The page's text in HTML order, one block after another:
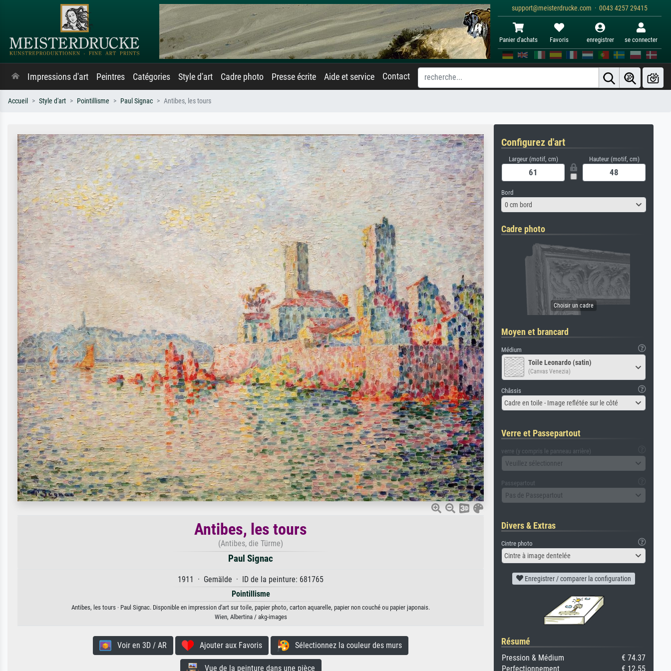
support@meisterdrucke.com · 0043 4257 29415
Panier d'achats Favoris enregistrer se connecter
Impressions d'art Peintres Catégories Style d'art Cadre photo Presse écrite Aide et service Contact
Accueil Style d'art Pointillisme Paul Signac Antibes, les tours
Antibes, les tours
(Antibes, die Türme)
Paul Signac
1911 · Gemälde · ID de la peinture: 681765
Pointillisme
Antibes, les tours · Paul Signac. Disponible en impression d'art sur toile, papier photo, carton aquarelle, papier non couché ou papier japonais.
Wien, Albertina / akg-images
Voir en 3D / AR Ajouter aux Favoris Sélectionnez la couleur des murs
Vue de la peinture dans une pièce
Configurez d'art
Largeur (motif, cm) Hauteur (motif, cm)
Bord
0 cm bord
Cadre photo
Moyen et brancard
Médium
Toile Leonardo (satin)
(Canvas Venezia)
Châssis
Cadre en toile - Image reflétée sur le côté
Verre et Passepartout
verre (y compris le panneau arrière)
Veuillez sélectionner
Passepartout
Pas de Passepartout
Divers & Extras
Cintre photo
Cintre à image dentelée
Enregistrer / comparer la configuration
Résumé
Pression & Médium
€ 74.37
Perfectionnement
€ 12.55